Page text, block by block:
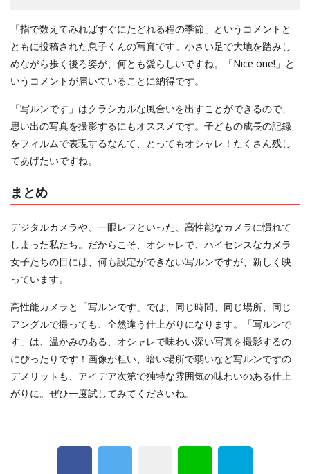
「指で数えてみればすぐにたどれる程の季節」というコメントと
ともに投稿された息子くんの写真です。小さい足で大地を踏みし
めながら歩く後ろ姿が、何とも愛らしいですね。「Nice one!」と
いうコメントが届いていることに納得です。
「写ルンです」はクラシカルな風合いを出すことができるので、
思い出の写真を撮影するにもオススメです。子どもの成長の記録
をフィルムで表現するなんて、とってもオシャレ！たくさん残し
てあげたいですね。
まとめ
デジタルカメラや、一眼レフといった、高性能なカメラに慣れて
しまった私たち。だからこそ、オシャレで、ハイセンスなカメラ
女子たちの目には、何も設定ができない写ルンですが、新しく映
っています。
高性能カメラと「写ルンです」では、同じ時間、同じ場所、同じ
アングルで撮っても、全然違う仕上がりになります。「写ルンで
す」は、温かみのある、オシャレで味わい深い写真を撮影するの
にぴったりです！画像が粗い、暗い場所で弱いなど写ルンですの
デメリットも、アイデア次第で独特な雰囲気の味わいのある仕上
がりに。ぜひ一度試してみてくださいね。